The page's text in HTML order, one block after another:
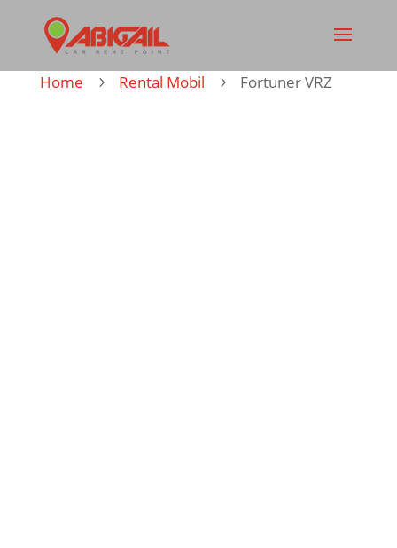
Home 5 Rental Mobil 5 Fortuner VRZ